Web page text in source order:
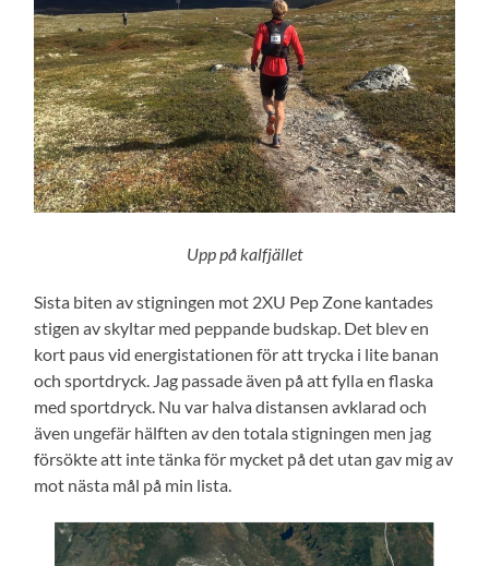
Upp på kalfjället
Sista biten av stigningen mot 2XU Pep Zone kantades
stigen av skyltar med peppande budskap. Det blev en
kort paus vid energistationen för att trycka i lite banan
och sportdryck. Jag passade även på att fylla en flaska
med sportdryck. Nu var halva distansen avklarad och
även ungefär hälften av den totala stigningen men jag
försökte att inte tänka för mycket på det utan gav mig av
mot nästa mål på min lista.